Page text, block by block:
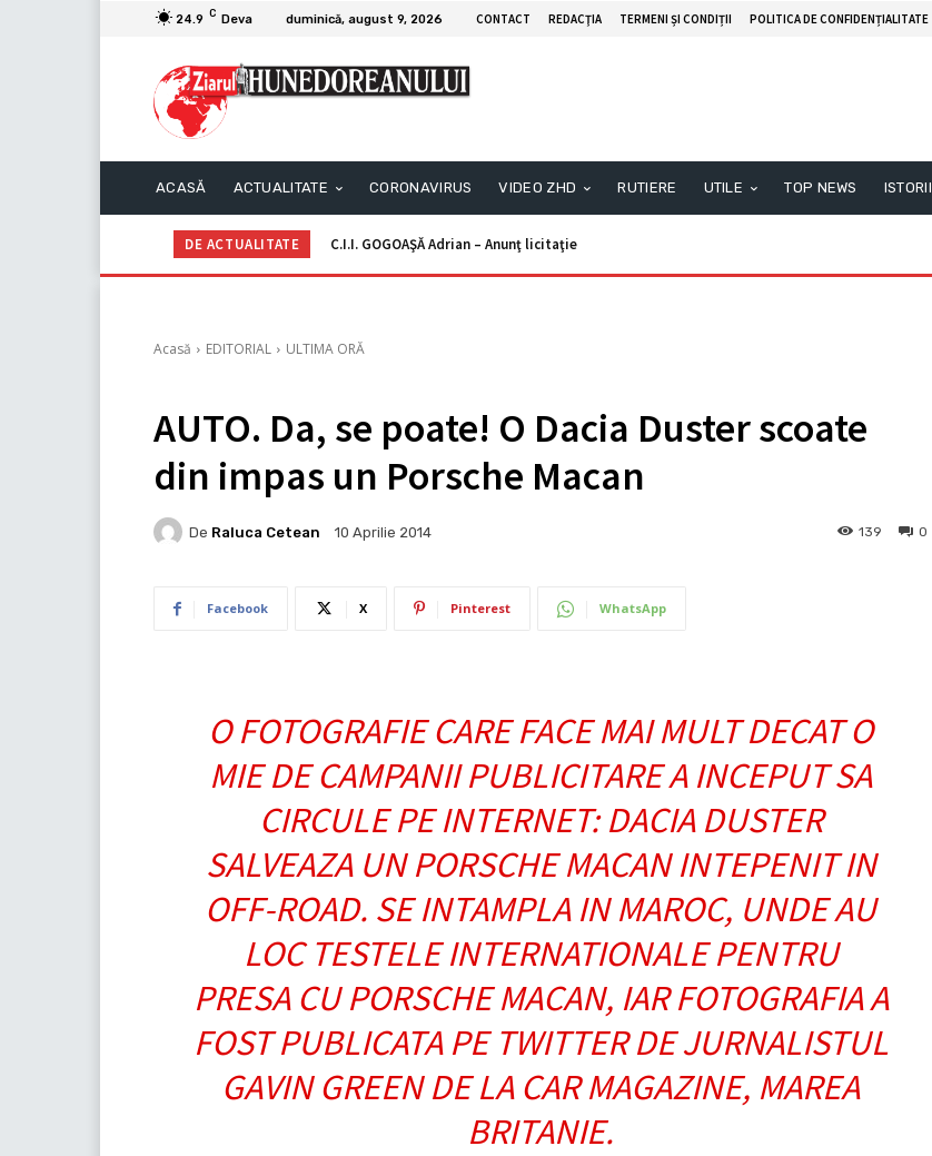
24.9 C Deva duminică, august 9, 2026 CONTACT REDACŢIA TERMENI ȘI CONDIȚII POLITICA DE CONFIDENȚIALITATE
ACASĂ ACTUALITATE CORONAVIRUS VIDEO ZHD RUTIERE UTILE TOP NEWS ISTORII
DE ACTUALITATE C.I.I. GOGOAŞĂ Adrian – Anunţ licitaţie
Acasă EDITORIAL ULTIMA ORĂ
AUTO. Da, se poate! O Dacia Duster scoate
din impas un Porsche Macan
De Raluca Cetean 10 Aprilie 2014 0
139
Facebook X Pinterest WhatsApp
O FOTOGRAFIE CARE FACE MAI MULT DECAT O
MIE DE CAMPANII PUBLICITARE A INCEPUT SA
CIRCULE PE INTERNET: DACIA DUSTER
SALVEAZA UN PORSCHE MACAN INTEPENIT IN
OFF-ROAD. SE INTAMPLA IN MAROC, UNDE AU
LOC TESTELE INTERNATIONALE PENTRU
PRESA CU PORSCHE MACAN, IAR FOTOGRAFIA A
FOST PUBLICATA PE TWITTER DE JURNALISTUL
GAVIN GREEN DE LA CAR MAGAZINE, MAREA
BRITANIE.